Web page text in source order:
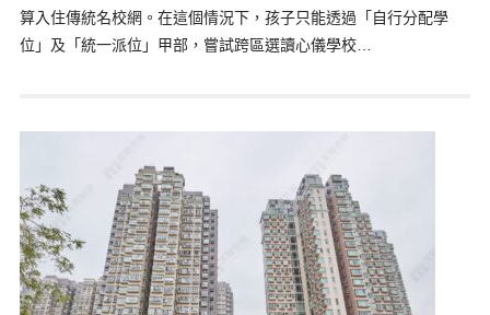
算入住傳統名校網。在這個情況下，孩子只能透過「自行分配學
位」及「統一派位」甲部，嘗試跨區選讀心儀學校…